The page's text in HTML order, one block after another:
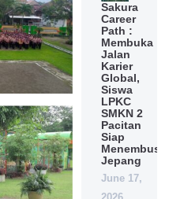
Sakura
Career
Path :
Membuka
Jalan
Karier
Global,
Siswa
LPKC
SMKN 2
Pacitan
Siap
Menembus
Jepang
June 17,